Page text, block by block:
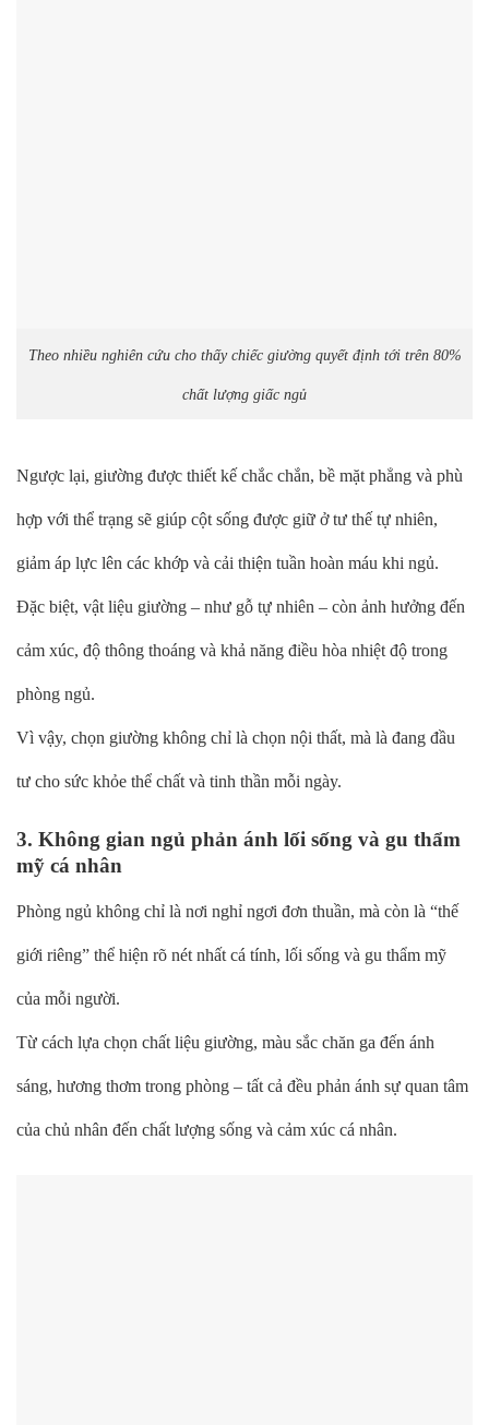
Theo nhiều nghiên cứu cho thấy chiếc giường quyết định tới trên 80%
chất lượng giấc ngủ
Ngược lại, giường được thiết kế chắc chắn, bề mặt phẳng và phù
hợp với thể trạng sẽ giúp cột sống được giữ ở tư thế tự nhiên,
giảm áp lực lên các khớp và cải thiện tuần hoàn máu khi ngủ.
Đặc biệt, vật liệu giường – như gỗ tự nhiên – còn ảnh hưởng đến
cảm xúc, độ thông thoáng và khả năng điều hòa nhiệt độ trong
phòng ngủ.
Vì vậy, chọn giường không chỉ là chọn nội thất, mà là đang đầu
tư cho sức khỏe thể chất và tinh thần mỗi ngày.
3. Không gian ngủ phản ánh lối sống và gu thẩm
mỹ cá nhân
Phòng ngủ không chỉ là nơi nghỉ ngơi đơn thuần, mà còn là “thế
giới riêng” thể hiện rõ nét nhất cá tính, lối sống và gu thẩm mỹ
của mỗi người.
Từ cách lựa chọn chất liệu giường, màu sắc chăn ga đến ánh
sáng, hương thơm trong phòng – tất cả đều phản ánh sự quan tâm
của chủ nhân đến chất lượng sống và cảm xúc cá nhân.